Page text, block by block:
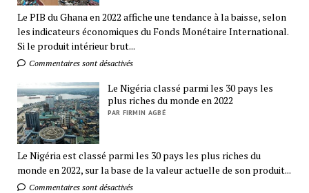
Le PIB du Ghana en 2022 affiche une tendance à la baisse, selon
les indicateurs économiques du Fonds Monétaire International.
Si le produit intérieur brut...
Commentaires sont désactivés
Le Nigéria classé parmi les 30 pays les
plus riches du monde en 2022
PAR FIRMIN AGBÉ
Le Nigéria est classé parmi les 30 pays les plus riches du
monde en 2022, sur la base de la valeur actuelle de son produit...
Commentaires sont désactivés